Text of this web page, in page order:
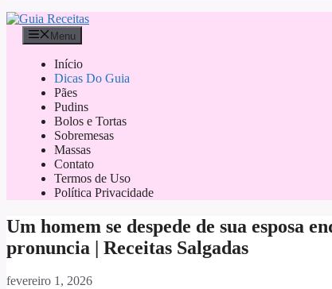
Menu
Início
Dicas Do Guia
Pães
Pudins
Bolos e Tortas
Sobremesas
Massas
Contato
Termos de Uso
Política Privacidade
Um homem se despede de sua esposa
pronuncia | Receitas Salgadas
fevereiro 1, 2026